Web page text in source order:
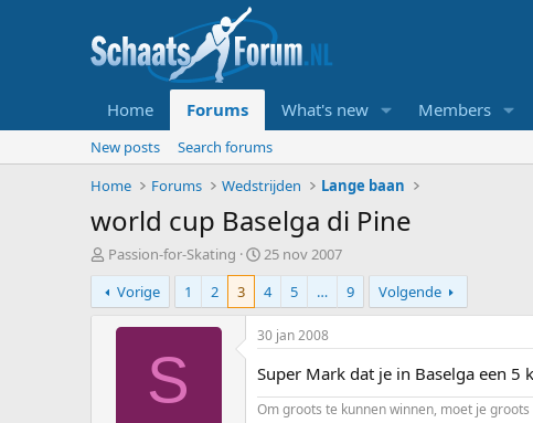
Home Forums What's new Members
New posts
Search forums
Home
Forums Wedstrijden Lange baan
world cup Baselga di Pine
T
o
p
i
Passion-for-Skating
S
t
a
r
t
d
a
t
u
25 nov 2007
Vorige
1 2 3 4 5 … 9 Volgende
S
30 jan 2008
Super Mark dat je in Baselga een
Om groots te kunnen winnen, moet je